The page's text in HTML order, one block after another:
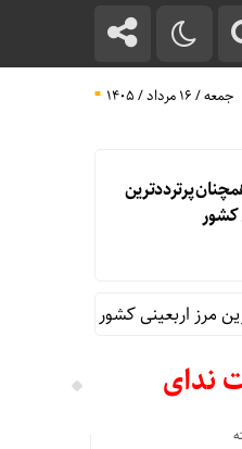
جمعه / ۱۶ مرداد / ۱۴۰۵
پرترددترین
کشور
اربعینی کشور
تغییر مثبت در
ندای